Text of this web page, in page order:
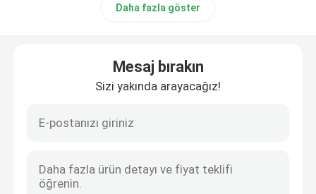
Daha fazla göster
Mesaj bırakın
Sizi yakında arayacağız!